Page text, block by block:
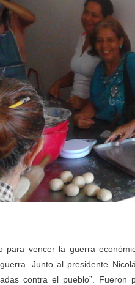
para vencer la guerra
Junto al presidente
contra el pueblo”.